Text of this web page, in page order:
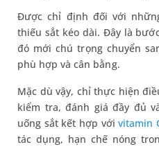
Được chỉ định đối với
thiếu sắt kéo dài. Đây là
đó mới chú trọng chuyển
phù hợp và cân bằng.
Mặc dù vậy, chỉ thực hiện
kiểm tra, đánh giá đầy đủ
uống sắt kết hợp vớivitamin
tác dụng, hạn chế nóng